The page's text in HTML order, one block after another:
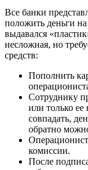
Все банки
положить деньги
выдавался
несложная, но
средств:
Пополнить
Сотруднику
или только
совпадать,
обратно
комиссии.
После